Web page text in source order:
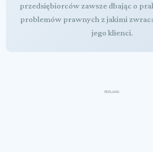
przedsiębiorców zawsze dbając o
problemów prawnych z jakimi
jego klienci.
REKLAMA